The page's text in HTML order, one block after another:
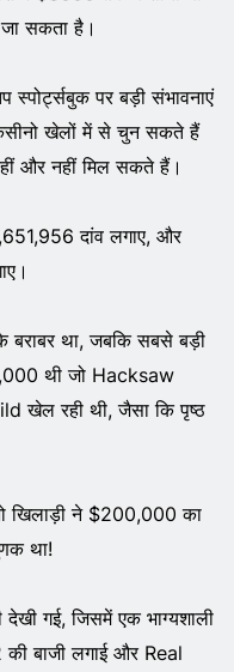
जा सकता है।
पर बड़ी संभावनाएं
खेलों में से चुन सकते हैं
और नहीं मिल सकते हैं।
दांव लगाए, और
था, जबकि सबसे बड़ी
थी जो Hacksaw
खेल रही थी, जैसा कि पृष्ठ
खिलाड़ी ने $200,000 का
था!
गई, जिसमें एक भाग्यशाली
बाजी लगाई और Real